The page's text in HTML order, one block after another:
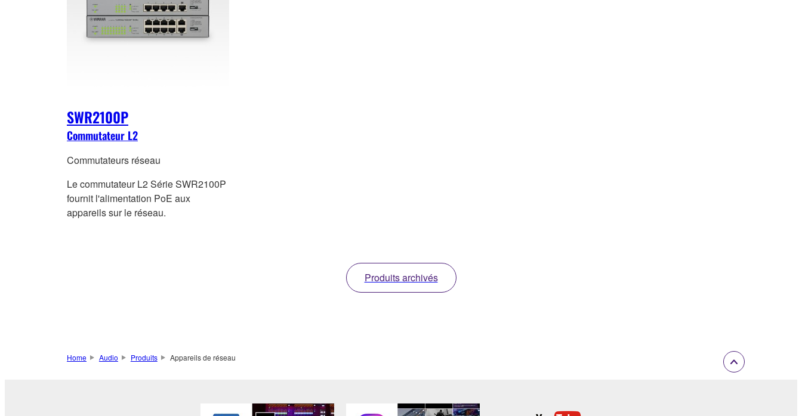
SWR2100P
Commutateur L2
Commutateurs réseau
Le commutateur L2 Série SWR2100P
fournit l'alimentation PoE aux
appareils sur le réseau.
Produits archivés
Home Audio Produits Appareils de réseau